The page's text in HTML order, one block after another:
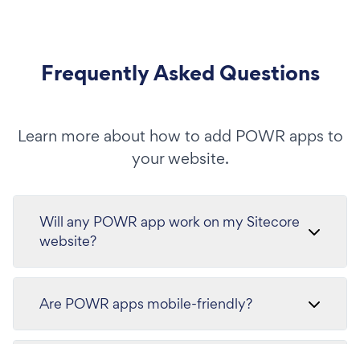
Frequently Asked Questions
Learn more about how to add POWR apps to
your website.
Will any POWR app work on my Sitecore
website?
Are POWR apps mobile-friendly?